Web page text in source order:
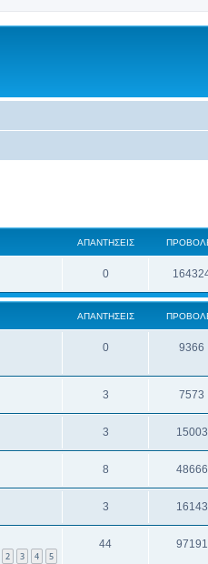
ΑΠΑΝΤΉΣΕΙΣ
0
ΑΠΑΝΤΉΣΕΙΣ
0 9366
3 7573
3 15003
8 48666
3 16143
2 3 4 5
44 97191